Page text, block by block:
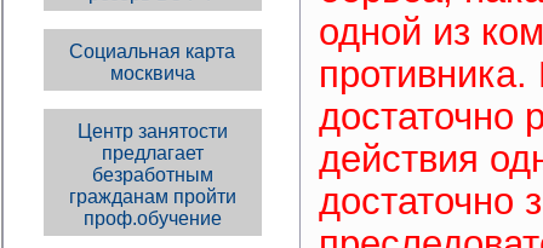
одной из
достаточно
действия
достаточно
Социальная карта
москвича
Центр занятости
предлагает
безработным
гражданам пройти
проф.обучение